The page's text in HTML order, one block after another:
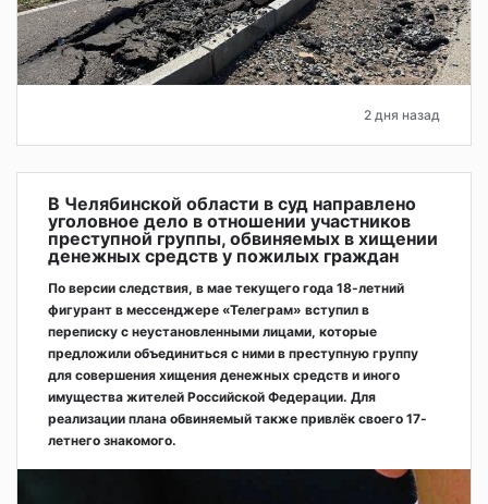
2 дня назад
В Челябинской области в суд направлено
уголовное дело в отношении участников
преступной группы, обвиняемых в хищении
денежных средств у пожилых граждан
По версии следствия, в мае текущего года 18-летний
фигурант в мессенджере «Телеграм» вступил в
переписку с неустановленными лицами, которые
предложили объединиться с ними в преступную группу
для совершения хищения денежных средств и иного
имущества жителей Российской Федерации. Для
реализации плана обвиняемый также привлёк своего 17-
летнего знакомого.